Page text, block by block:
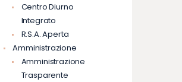
Centro Diurno
Integrato
R.S.A. Aperta
Amministrazione
Amministrazione
Trasparente